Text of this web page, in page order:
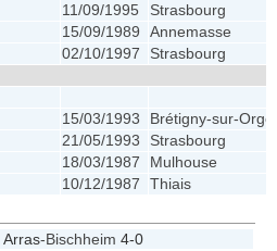
11/09/1995
Strasbourg
15/09/1989
Annemasse
02/10/1997
Strasbourg
15/03/1993
Brétigny-sur-Orge
21/05/1993
Strasbourg
18/03/1987
Mulhouse
10/12/1987 Thiais
Arras-Bischheim 4-0